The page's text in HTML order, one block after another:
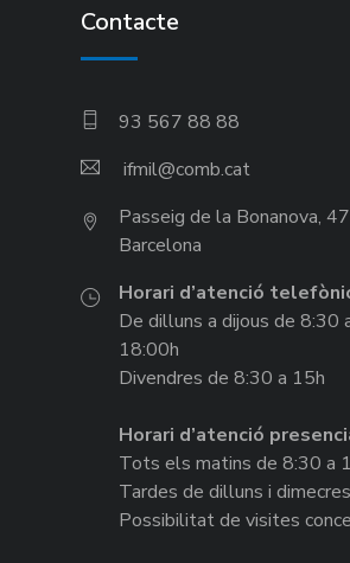
Contacte
93 567 88 88
ifmil
Passeig de la Bonanova,
Barcelona
Horari d’atenció
De dilluns a dijous de 8:30
18:00h
Divendres de 8:30 a 15h
Horari d’atenció
Tots els matins de 8:30 a
Tardes de dilluns i
Possibilitat de visites